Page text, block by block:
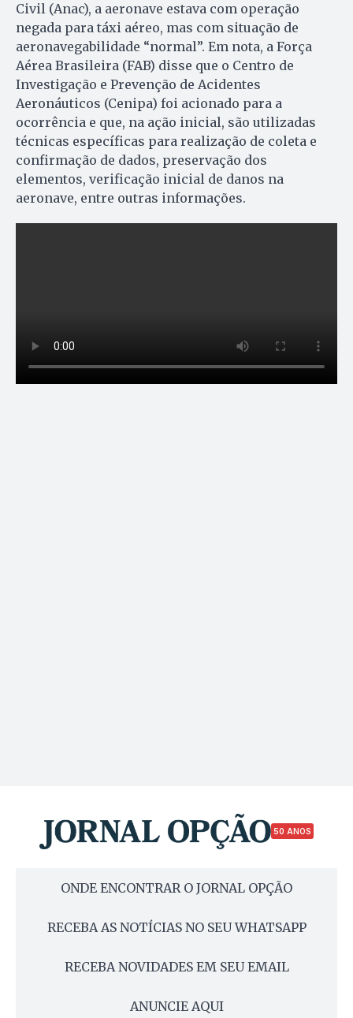
Civil (Anac), a aeronave estava com operação
negada para táxi aéreo, mas com situação de
aeronavegabilidade “normal”. Em nota, a Força
Aérea Brasileira (FAB) disse que o Centro de
Investigação e Prevenção de Acidentes
Aeronáuticos (Cenipa) foi acionado para a
ocorrência e que, na ação inicial, são utilizadas
técnicas específicas para realização de coleta e
confirmação de dados, preservação dos
elementos, verificação inicial de danos na
aeronave, entre outras informações.
50 ANOS
ONDE ENCONTRAR O JORNAL OPÇÃO
RECEBA AS NOTÍCIAS NO SEU WHATSAPP
RECEBA NOVIDADES EM SEU EMAIL
ANUNCIE AQUI